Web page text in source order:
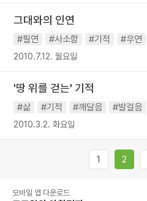
그대와의 인연
#필연 #사소함 #기적 #우연
2010.7.12. 월요일
'땅 위를 걷는' 기적
#삶 #기적 #깨달음 #발걸음
2010.3.2. 화요일
1 2
모바일 앱 다운로드